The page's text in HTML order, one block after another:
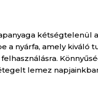
kétségtelenül
nyárfa, amely kiváló
lemez